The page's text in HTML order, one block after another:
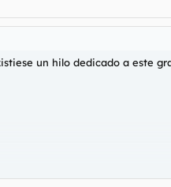
un hilo dedicado a este